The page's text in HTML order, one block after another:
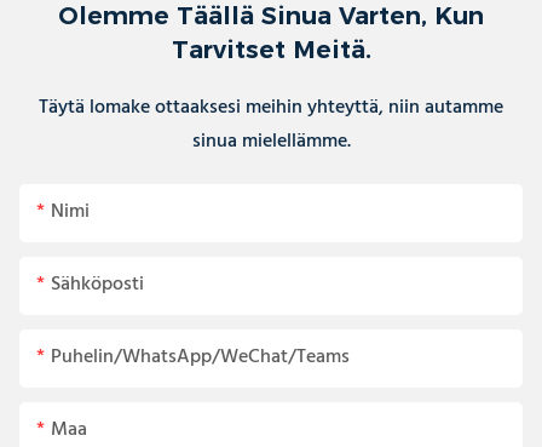
Olemme Täällä Sinua Varten, Kun
Tarvitset Meitä.
Täytä lomake ottaaksesi meihin yhteyttä, niin autamme
sinua mielellämme.
Nimi
Sähköposti
Puhelin/WhatsApp/WeChat/Teams
Maa